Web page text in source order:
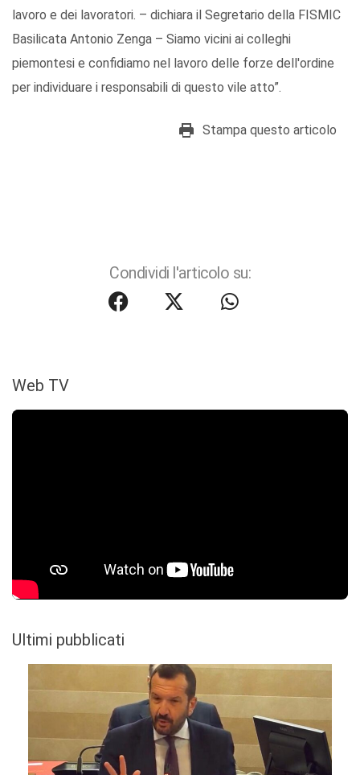
lavoro e dei lavoratori. – dichiara il Segretario della FISMIC
Basilicata Antonio Zenga – Siamo vicini ai colleghi
piemontesi e confidiamo nel lavoro delle forze dell'ordine
per individuare i responsabili di questo vile atto”.
Stampa questo articolo
Condividi l'articolo su:
Web TV
Ultimi pubblicati